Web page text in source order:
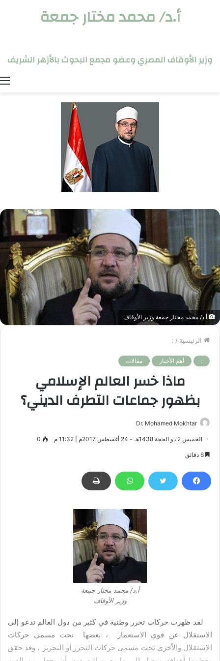
أ.د/ محمد مختار جمعة
وزير الأوقاف المصري وعضو مجمع البحوث بالأزهر الشريف
أ.د/ محمد مختار جمعة وزير الأوقاف
الرئيسية /
:
: أهم الأخبار مقالات
ماذا خسر العالم الإسلامي
بظهور جماعات التطرف الديني؟
Dr. Mohamed Mokhtar
الخميس 2 ذو الحجة 1438هـ - 24 أغسطس 2017م | 11:32 م 0
أ.د/ محمد مختار جمعة
وزير الأوقاف
لقد ظهرت حركات تحرر وطنية في كثير من دول العالم تدعو إلى
الاستقلال عن قوى الاستعمار ، بعضها تحت مسمى حركات
الاستقلال والأخرى تحت مسمى حركات التحرر أو التحرير ، وقد حقق